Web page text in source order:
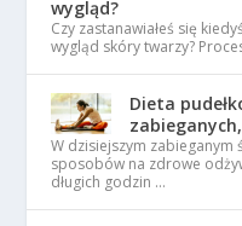
wygląd?
Czy zastanawiałeś się
wygląd skóry twarzy?
Dieta
W dzisiejszym
sposobów na zdrowe
długich godzin …